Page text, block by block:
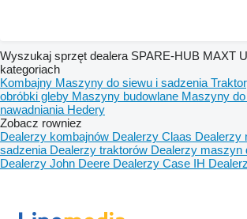
Wyszukaj sprzęt dealera SPARE-HUB MAXT
kategoriach
Kombajny Maszyny do siewu i sadzenia
obróbki gleby Maszyny budowlane Maszyny
nawadniania Hedery
Zobacz rowniez
Dealerzy kombajnów Dealerzy Claas Dealerzy
sadzenia Dealerzy traktorów Dealerzy maszyn
Dealerzy John Deere Dealerzy Case IH